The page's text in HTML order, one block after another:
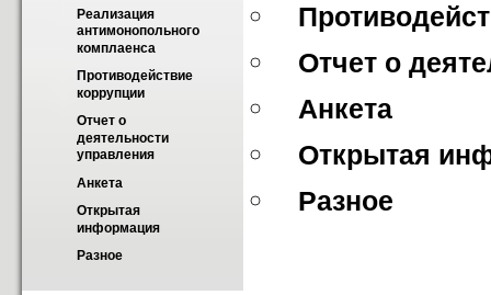
Реализация
антимонопольного
комплаенса
Противодействие
коррупции
Отчет о
деятельности
управления
Анкета
Открытая
информация
Разное
Отчет о
Анкета
Открытая
Разное